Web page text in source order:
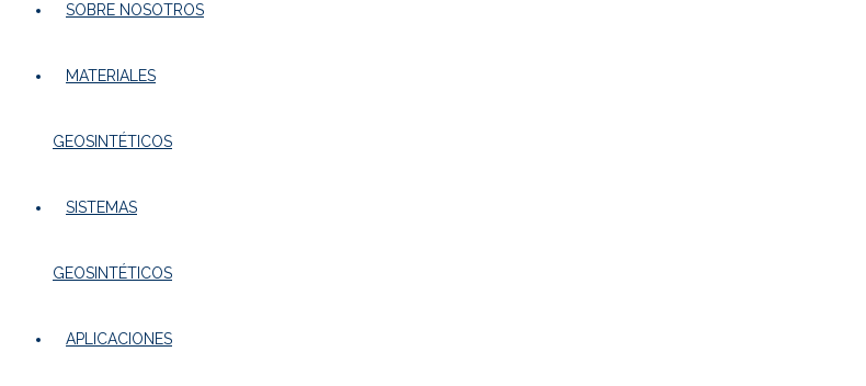
SOBRE NOSOTROS
MATERIALES
GEOSINTÉTICOS
SISTEMAS
GEOSINTÉTICOS
APLICACIONES